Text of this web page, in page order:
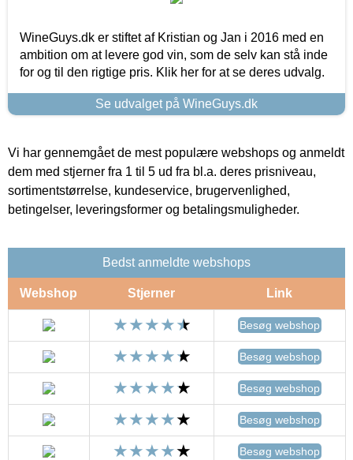
WineGuys.dk er stiftet af Kristian og Jan i 2016 med en
ambition om at levere god vin, som de selv kan stå inde
for og til den rigtige pris. Klik her for at se deres udvalg.
Se udvalget på WineGuys.dk
Vi har gennemgået de mest populære webshops og anmeldt
dem med stjerner fra 1 til 5 ud fra bl.a. deres prisniveau,
sortimentstørrelse, kundeservice, brugervenlighed,
betingelser, leveringsformer og betalingsmuligheder.
Bedst anmeldte webshops
Webshop Stjerner Link
Besøg webshop
Besøg webshop
Besøg webshop
Besøg webshop
Besøg webshop